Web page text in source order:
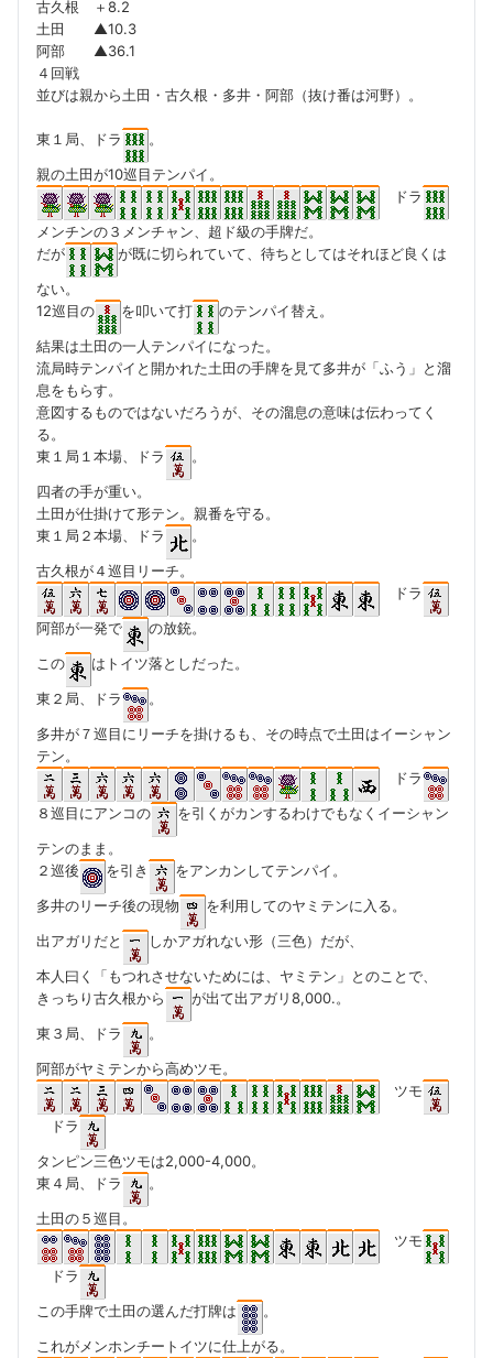
古久根 ＋8.2
土田 ▲10.3
阿部 ▲36.1
４回戦
並びは親から土田・古久根・多井・阿部（抜け番は河野）。
東１局、ドラ
。
親の土田が10巡目テンパイ。
ドラ
メンチンの３メンチャン、超ド級の手牌だ。
だが
が既に切られていて、待ちとしてはそれほど良くは
ない。
12巡目の
を叩いて打
のテンパイ替え。
結果は土田の一人テンパイになった。
流局時テンパイと開かれた土田の手牌を見て多井が「ふう」と溜
息をもらす。
意図するものではないだろうが、その溜息の意味は伝わってく
る。
東１局１本場、ドラ
。
四者の手が重い。
土田が仕掛けて形テン。親番を守る。
東１局２本場、ドラ
。
古久根が４巡目リーチ。
ドラ
阿部が一発で
の放銃。
この
はトイツ落としだった。
東２局、ドラ
。
多井が７巡目にリーチを掛けるも、その時点で土田はイーシャン
テン。
ドラ
８巡目にアンコの
を引くがカンするわけでもなくイーシャン
テンのまま。
２巡後
を引き
をアンカンしてテンパイ。
多井のリーチ後の現物
を利用してのヤミテンに入る。
出アガリだと
しかアガれない形（三色）だが、
本人曰く「もつれさせないためには、ヤミテン」とのことで、
きっちり古久根から
が出て出アガリ8,000.。
東３局、ドラ
。
阿部がヤミテンから高めツモ。
ツモ
ドラ
タンピン三色ツモは2,000-4,000。
東４局、ドラ
。
土田の５巡目。
ツモ
ドラ
この手牌で土田の選んだ打牌は
。
これがメンホンチートイツに仕上がる。